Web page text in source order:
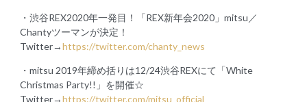
・渋谷REX2020年一発目！「REX新年会2020」mitsu／
Chantyツーマンが決定！
Twitter→https://twitter.com/chanty_news
・mitsu 2019年締め括りは12/24渋谷REXにて「White
Christmas Party!!」を開催☆
Twitter→https://twitter.com/mitsu_official